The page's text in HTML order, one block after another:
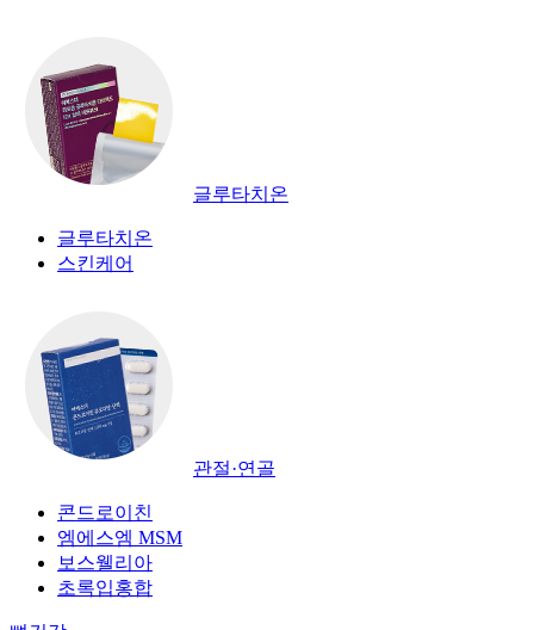
글루타치온
글루타치온
스킨케어
관절·연골
콘드로이친
엠에스엠 MSM
보스웰리아
초록입홍합